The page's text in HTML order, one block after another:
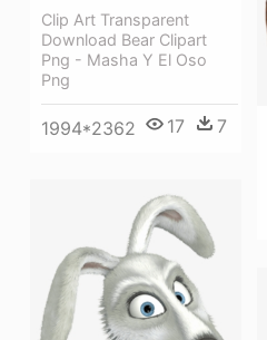
Clip Art Transparent
Download Bear Clipart
Png - Masha Y El Oso
Png
1994*2362 17 7